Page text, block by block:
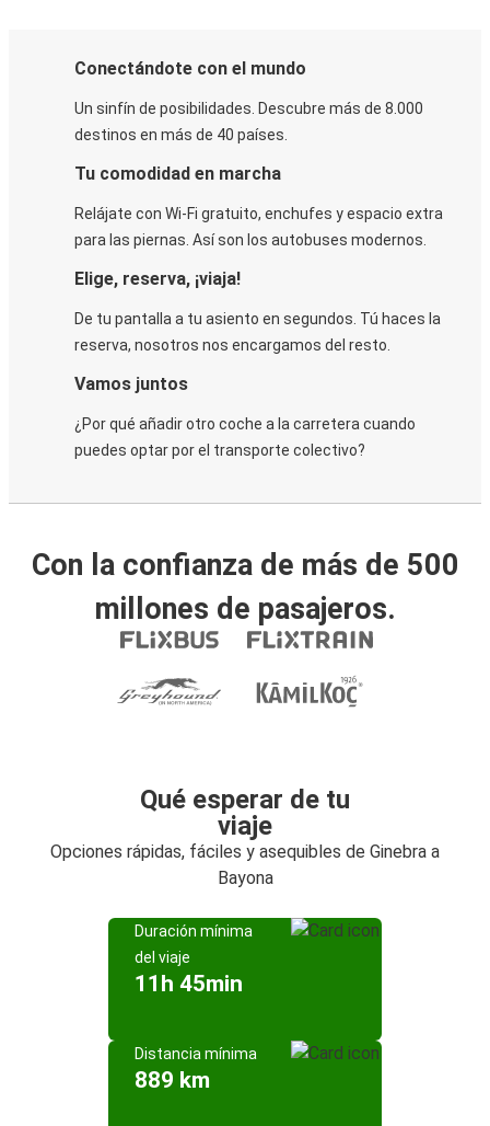
Conectándote con el mundo
Un sinfín de posibilidades. Descubre más de 8.000
destinos en más de 40 países.
Tu comodidad en marcha
Relájate con Wi-Fi gratuito, enchufes y espacio extra
para las piernas. Así son los autobuses modernos.
Elige, reserva, ¡viaja!
De tu pantalla a tu asiento en segundos. Tú haces la
reserva, nosotros nos encargamos del resto.
Vamos juntos
¿Por qué añadir otro coche a la carretera cuando
puedes optar por el transporte colectivo?
Con la confianza de más de 500
millones de pasajeros.
Qué esperar de tu
viaje
Opciones rápidas, fáciles y asequibles de Ginebra a
Bayona
Duración mínima
del viaje
11h 45min
Distancia mínima
889 km